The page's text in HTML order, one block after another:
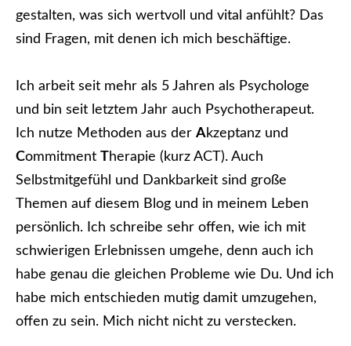
gestalten, was sich wertvoll und vital anfühlt? Das
sind Fragen, mit denen ich mich beschäftige.
Ich arbeit seit mehr als 5 Jahren als Psychologe
und bin seit letztem Jahr auch Psychotherapeut.
Ich nutze Methoden aus der Akzeptanz und
Commitment Therapie (kurz ACT). Auch
Selbstmitgefühl und Dankbarkeit sind große
Themen auf diesem Blog und in meinem Leben
persönlich. Ich schreibe sehr offen, wie ich mit
schwierigen Erlebnissen umgehe, denn auch ich
habe genau die gleichen Probleme wie Du. Und ich
habe mich entschieden mutig damit umzugehen,
offen zu sein. Mich nicht nicht zu verstecken.